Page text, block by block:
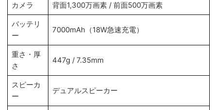
カメラ 背面1,300万画素 / 前面500万画素
バッテリ
ー
7000mAh（18W急速充電）
重さ・厚
さ
447g / 7.35mm
スピーカ
ー
デュアルスピーカー